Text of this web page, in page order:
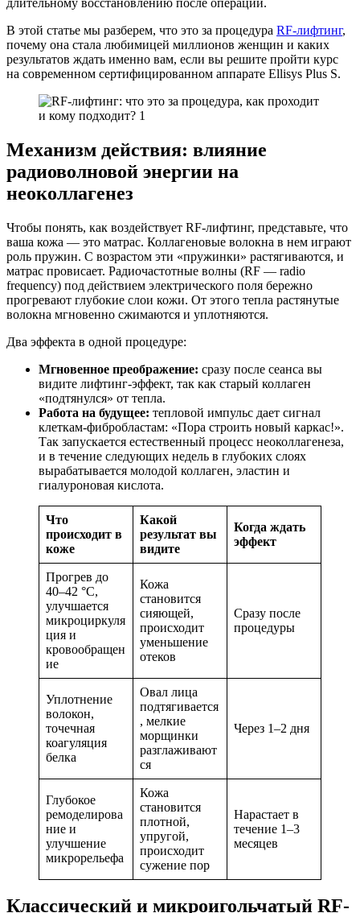
В этой статье мы разберем, что это за процедура RF-лифтинг,
почему она стала любимицей миллионов женщин и каких
результатов ждать именно вам, если вы решите пройти курс
на современном сертифицированном аппарате Ellisys Plus S.
Механизм действия: влияние
радиоволновой энергии на
неоколлагенез
Чтобы понять, как воздействует RF-лифтинг, представьте, что
ваша кожа — это матрас. Коллагеновые волокна в нем играют
роль пружин. С возрастом эти «пружинки» растягиваются, и
матрас провисает. Радиочастотные волны (RF — radio
frequency) под действием электрического поля бережно
прогревают глубокие слои кожи. От этого тепла растянутые
волокна мгновенно сжимаются и уплотняются.
Два эффекта в одной процедуре:
Мгновенное преображение: сразу после сеанса вы
видите лифтинг-эффект, так как старый коллаген
«подтянулся» от тепла.
Работа на будущее: тепловой импульс дает сигнал
клеткам-фибробластам: «Пора строить новый каркас!».
Так запускается естественный процесс неоколлагенеза,
и в течение следующих недель в глубоких слоях
вырабатывается молодой коллаген, эластин и
гиалуроновая кислота.
Что
происходит в
коже
Какой
результат вы
видите
Когда ждать
эффект
Прогрев до
40–42 °C,
улучшается
микроциркуля
ция и
кровообращен
ие
Кожа
становится
сияющей,
происходит
уменьшение
отеков
Сразу после
процедуры
Уплотнение
волокон,
точечная
коагуляция
белка
Овал лица
подтягивается
, мелкие
морщинки
разглаживают
ся
Через 1–2 дня
Глубокое
ремоделирова
ние и
улучшение
микрорельефа
Кожа
становится
плотной,
упругой,
происходит
сужение пор
Нарастает в
течение 1–3
месяцев
Классический и микроигольчатый RF-